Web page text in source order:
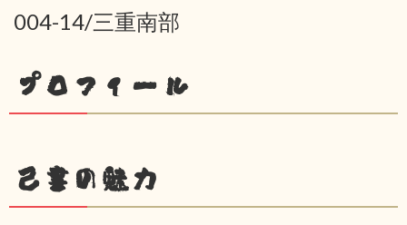
004-14/三重南部
プロフィール
己書の魅力